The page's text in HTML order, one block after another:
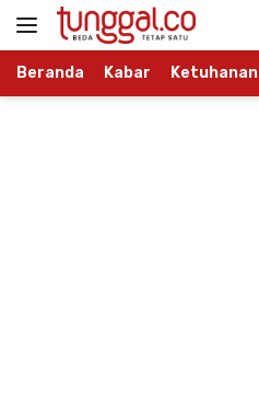
Langsung
Beranda Kabar Ketuhanan